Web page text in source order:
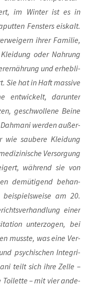
im Win­ter ist es in
Fens­ters eis­kalt.
ihrer Fami­lie,
oder Nah­rung
und erheb­li­
Sie hat in Haft mas­si­ve
ent­wi­ckelt, dar­un­ter
geschwol­le­ne Bei­ne
wer­den außer­
wie sau­be­re Klei­dung
Ver­sor­gung
wäh­rend sie von
demü­ti­gend behan­
am 20.
einer
unter­zo­gen, bei
muss­te, was eine Ver­
psy­chi­schen Inte­gri­
teilt sich ihre Zel­le –
Toi­let­te – mit vier ande­